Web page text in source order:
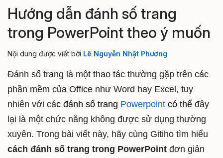
Hướng dẫn đánh số trang
trong PowerPoint theo ý muốn
Nội dung được viết bởi Lê Nguyễn Nhật Phương
Đánh số trang là một thao tác thường gặp trên các
phần mềm của Office như Word hay Excel, tuy
nhiên với các đánh số trang Powerpoint có thể đây
lại là một chức năng không được sử dụng thường
xuyên. Trong bài viết này, hãy cùng Gitiho tìm hiểu
cách đánh số trang trong PowerPoint đơn giản